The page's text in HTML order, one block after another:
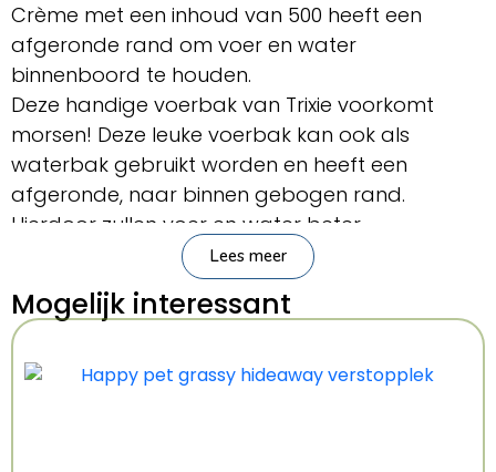
Crème met een inhoud van 500 heeft een
afgeronde rand om voer en water
binnenboord te houden.
Deze handige voerbak van Trixie voorkomt
morsen! Deze leuke voerbak kan ook als
waterbak gebruikt worden en heeft een
afgeronde, naar binnen gebogen rand.
Hierdoor zullen voer en water beter
binnenboord blijven, zonder dat het comfort
van jouw dier verloren gaat. De bak heeft een
leuk motief van gekleurde strepen en is
gemaakt van keramiek.
Deze bak is ook te gebruiken als zandbad voor
Lees meer
Mogelijk interessant